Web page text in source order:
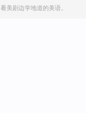
看美剧边学地道的美语。